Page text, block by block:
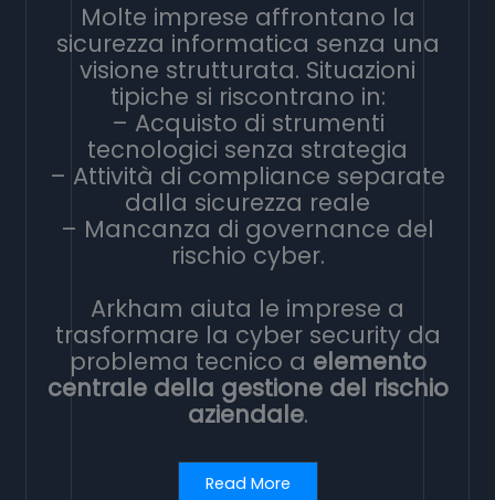
Molte imprese affrontano la
sicurezza informatica senza una
visione strutturata. Situazioni
tipiche si riscontrano in:
– Acquisto di strumenti
tecnologici senza strategia
– Attività di compliance separate
dalla sicurezza reale
– Mancanza di governance del
rischio cyber.
Arkham aiuta le imprese a
trasformare la cyber security da
problema tecnico a elemento
centrale della gestione del rischio
aziendale.
Read More